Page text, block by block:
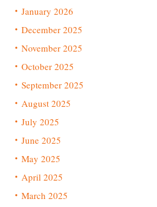
January 2026
December 2025
November 2025
October 2025
September 2025
August 2025
July 2025
June 2025
May 2025
April 2025
March 2025